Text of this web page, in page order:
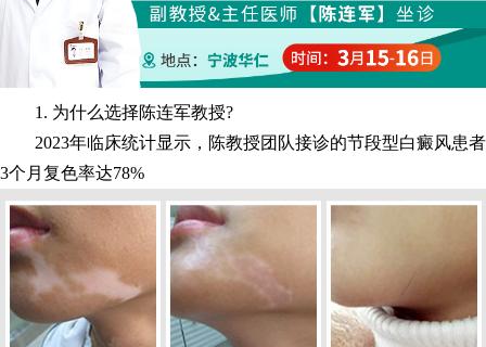
1. 为什么选择陈连军教授?
2023年临床统计显示，陈教授团队接诊的节段型白癜风患者
3个月复色率达78%